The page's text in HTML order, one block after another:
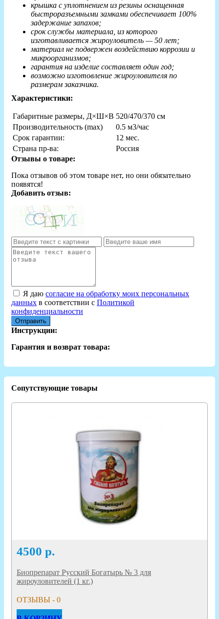
крышка с уплотнением из резины оснащенная
быстроразъемными замками обеспечивает 100%
задержание запахов;
срок службы материала, из которого
изготавливается жироуловитель — 50 лет;
материал не подвержен воздействию коррозии и
микроорганизмов;
гарантия на изделие составляет один год;
возможно изготовление жироуловителя по
размерам заказчика.
Характеристики:
Габаритные размеры, Д×Ш×В 520/470/370 см
Производительность (max)
0.5 м3/час
Срок гарантии:
12 мес.
Страна пр-ва:
Россия
Отзывы о товаре:
Пока отзывов об этом товаре нет, но они обязательно
появятся!
Добавить отзыв:
Я даю согласие на обработку моих персональных
данных в соответствии с Политикой
конфиденциальности
Отправить
Инструкции:
Гарантия и возврат товара:
Сопутствующие товары
4500 р.
Биопрепарат Русский Богатырь № 3 для
жироуловителей (1 кг.)
ОТЗЫВЫ - 0